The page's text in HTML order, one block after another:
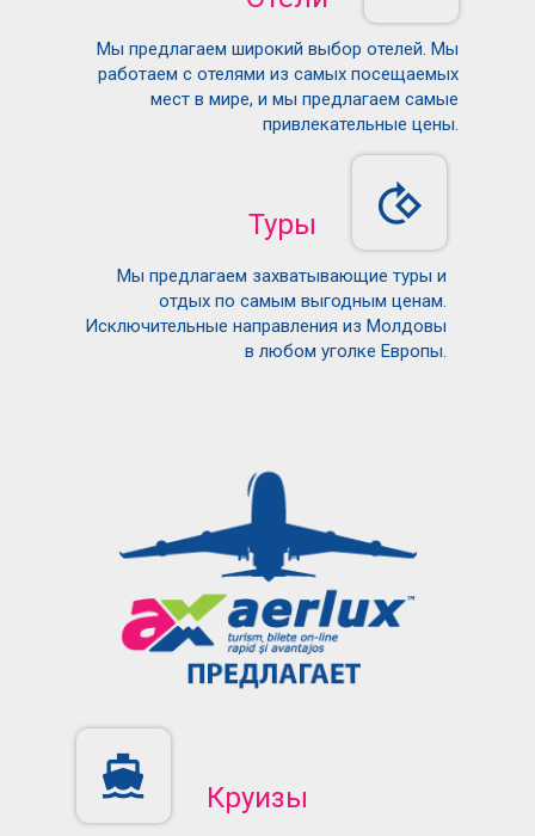
Мы предлагаем широкий выбор отелей. Мы
работаем с отелями из самых посещаемых
мест в мире, и мы предлагаем самые
привлекательные цены.
Туры
Мы предлагаем захватывающие туры и
отдых по самым выгодным ценам.
Исключительные направления из Молдовы
в любом уголке Европы.
Круизы